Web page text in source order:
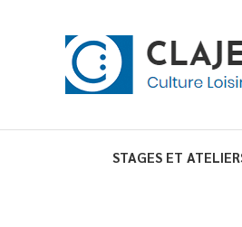
Claje
STAGES ET